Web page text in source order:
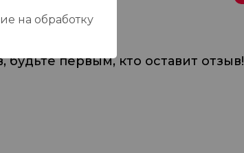
первым, кто оставит отзыв!
на обработку